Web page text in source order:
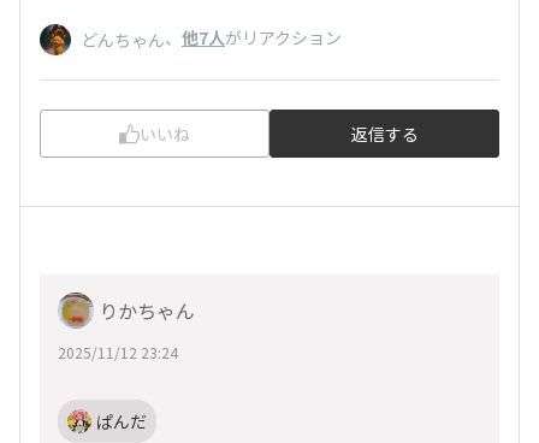
どんちゃん、 他7人がリアクション
いいね 返信する
りかちゃん
2025/11/12 23:24
ぱんだ